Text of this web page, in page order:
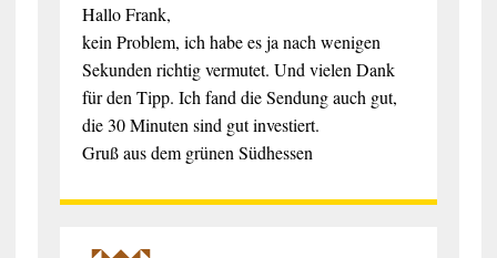
Hallo Frank,
kein Problem, ich habe es ja nach wenigen
Sekunden richtig vermutet. Und vielen Dank
für den Tipp. Ich fand die Sendung auch gut,
die 30 Minuten sind gut investiert.
Gruß aus dem grünen Südhessen